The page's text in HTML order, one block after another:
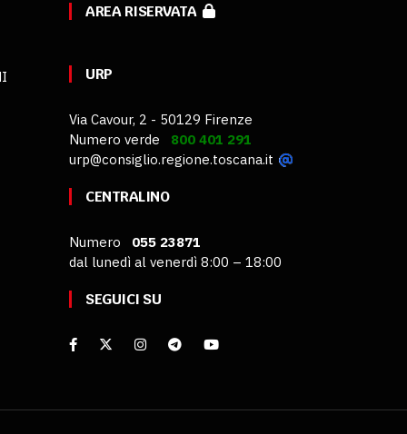
AREA RISERVATA
URP
Via Cavour, 2 - 50129 Firenze
Numero verde 800 401 291
urp@consiglio.regione.toscana.it
CENTRALINO
Numero 055 23871
dal lunedì al venerdì 8:00 – 18:00
SEGUICI SU